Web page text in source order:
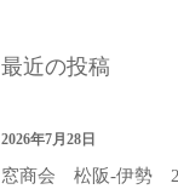
最近の投稿
窓商会 松阪-伊勢
2026年7月28日